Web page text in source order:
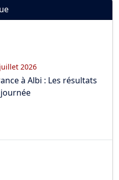
2026
à Albi : Les résultats